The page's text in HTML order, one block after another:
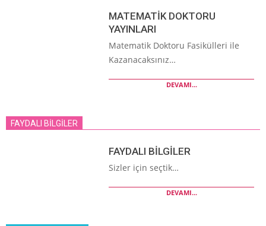
MATEMATİK DOKTORU
YAYINLARI
Matematik Doktoru Fasikülleri ile
Kazanacaksınız…
DEVAMI...
FAYDALI BİLGİLER
FAYDALI BİLGİLER
Sizler için seçtik…
DEVAMI...